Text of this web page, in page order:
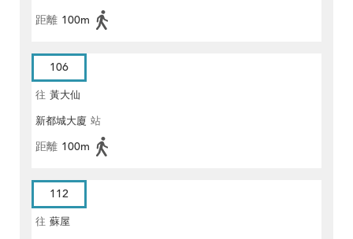
距離 100m
106
往 黃大仙
新都城大廈 站
距離 100m
112
往 蘇屋